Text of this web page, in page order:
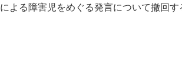
よる障害児をめぐる発言について撤回す